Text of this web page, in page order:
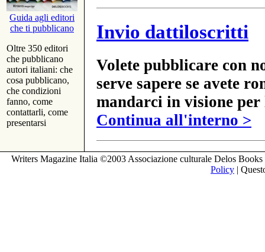
Guida agli editori
che ti pubblicano
Oltre 350 editori
che pubblicano
autori italiani: che
cosa pubblicano,
che condizioni
fanno, come
contattarli, come
presentarsi
Invio dattiloscritti
Volete pubblicare con
serve sapere se avete
mandarci in visione
Continua all'interno >
Writers Magazine Italia ©2003 Associazione culturale Delos
Policy |